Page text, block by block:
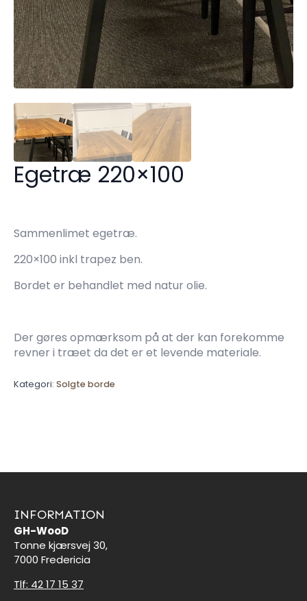
Egetræ 220×100
Sammenlimet egetræ.
220×100 inkl trapez ben.
Bordet er behandlet med natur olie.
Der gøres opmærksom på at der kan forekomme
revner i træet da det er et levende materiale.
Kategori: Solgte borde
INFORMATION
GH-WooD
Tonne kjærsvej 30,
7000 Fredericia
Tlf: 42 17 15 37